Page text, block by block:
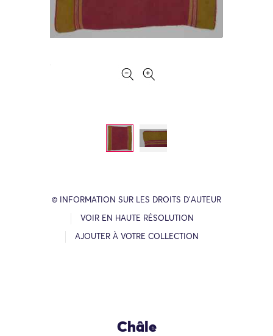
© INFORMATION SUR LES DROITS D’AUTEUR
VOIR EN HAUTE RÉSOLUTION
AJOUTER À VOTRE COLLECTION
Châle